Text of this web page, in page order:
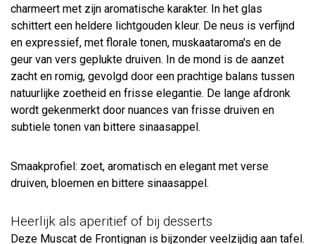
charmeert met zijn aromatische karakter. In het glas
schittert een heldere lichtgouden kleur. De neus is verfijnd
en expressief, met florale tonen, muskaataroma's en de
geur van vers geplukte druiven. In de mond is de aanzet
zacht en romig, gevolgd door een prachtige balans tussen
natuurlijke zoetheid en frisse elegantie. De lange afdronk
wordt gekenmerkt door nuances van frisse druiven en
subtiele tonen van bittere sinaasappel.
Smaakprofiel: zoet, aromatisch en elegant met verse
druiven, bloemen en bittere sinaasappel.
Heerlijk als aperitief of bij desserts
Deze Muscat de Frontignan is bijzonder veelzijdig aan tafel.